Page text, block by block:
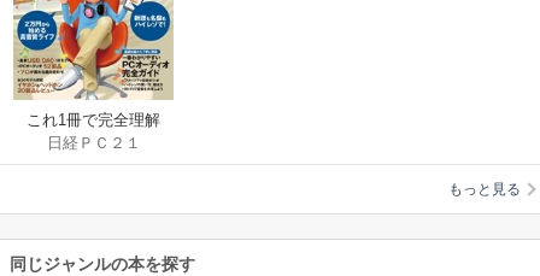
これ1冊で完全理解
PCオーディオ2014-
2015
日経ＰＣ２１
もっと見る
同じジャンルの本を探す